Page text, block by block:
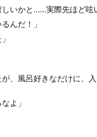
しいかと……実際先ほど呟
んだ！」
、風呂好きなだけに、
よ」